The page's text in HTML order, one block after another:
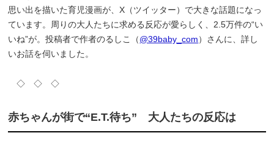
思い出を描いた育児漫画が、X（ツイッター）で大きな話題になっ
ています。周りの大人たちに求める反応が愛らしく、2.5万件の“い
いね”が。投稿者で作者のるしこ（@39baby_com）さんに、詳し
いお話を伺いました。
◇ ◇ ◇
赤ちゃんが街で“E.T.待ち” 大人たちの反応は